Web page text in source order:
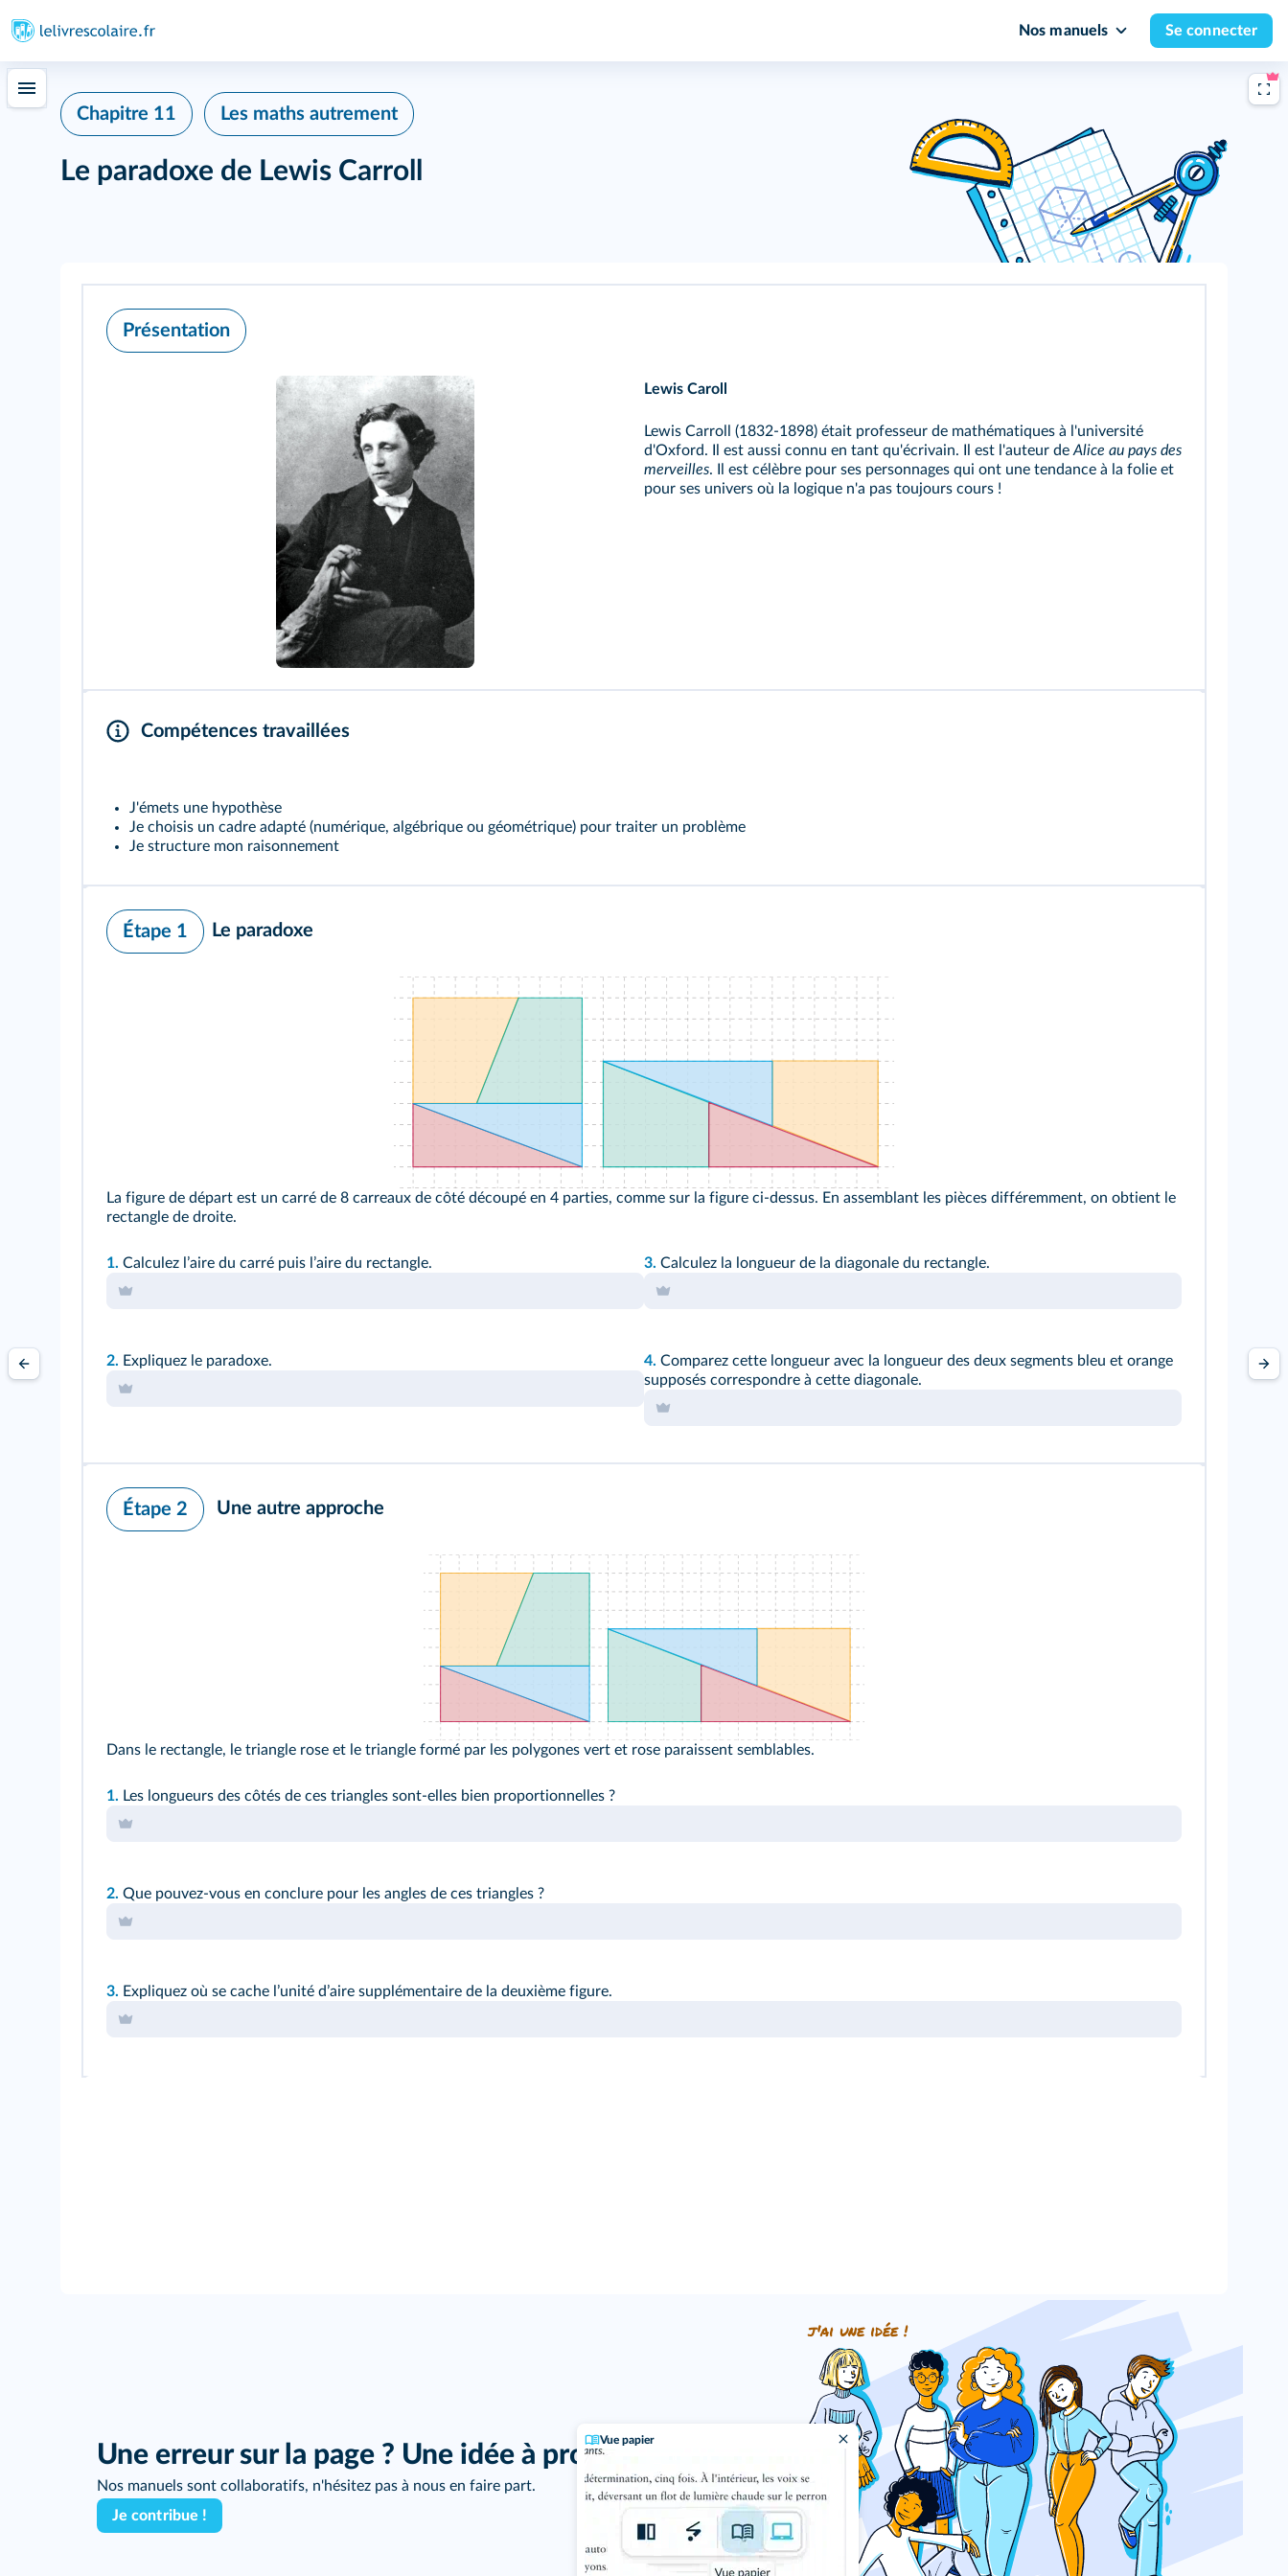
Nos manuels Se connecter
Vue papier
Chapitre 11 Les maths autrement
Le paradoxe de Lewis Carroll
Présentation
Lewis Caroll
Lewis Carroll (1832-1898) était professeur de mathématiques à l'université
d'Oxford. Il est aussi connu en tant qu'écrivain. Il est l'auteur de Alice au pays des
merveilles. Il est célèbre pour ses personnages qui ont une tendance à la folie et
pour ses univers où la logique n'a pas toujours cours !
Compétences travaillées
J'émets une hypothèse
Je choisis un cadre adapté (numérique, algébrique ou géométrique) pour traiter un problème
Je structure mon raisonnement
Étape 1 Le paradoxe
La figure de départ est un carré de 8 carreaux de côté découpé en 4 parties, comme sur la figure ci-dessus. En assemblant les pièces différemment, on obtient le
rectangle de droite.
1. Calculez lʼaire du carré puis lʼaire du rectangle.
2. Expliquez le paradoxe.
3. Calculez la longueur de la diagonale du rectangle.
4. Comparez cette longueur avec la longueur des deux segments bleu et orange
supposés correspondre à cette diagonale.
Étape 2 Une autre approche
Dans le rectangle, le triangle rose et le triangle formé par les polygones vert et rose paraissent semblables.
1. Les longueurs des côtés de ces triangles sont-elles bien proportionnelles ?
2. Que pouvez-vous en conclure pour les angles de ces triangles ?
3. Expliquez où se cache lʼunité dʼaire supplémentaire de la deuxième figure.
Une erreur sur la page ? Une idée à proposer ?
Nos manuels sont collaboratifs, n'hésitez pas à nous en faire part.
Je contribue !
j'ai une idée !